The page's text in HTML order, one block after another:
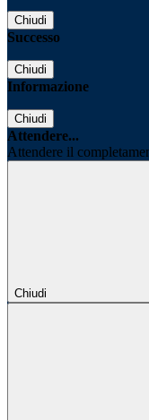
Chiudi
Successo
Chiudi
Informazione
Chiudi
Attendere...
Attendere il
Chiudi